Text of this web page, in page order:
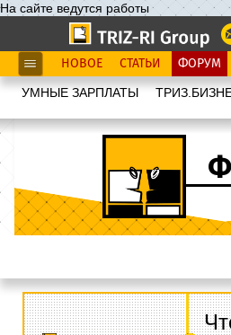
На сайте ведутся работы
НОВОЕ СТАТЬИ ФОРУМ
УМНЫЕ ЗАРПЛАТЫ